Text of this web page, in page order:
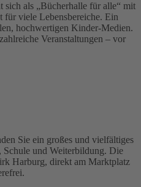
sich als „Bücherhalle für alle“ mit
für viele Lebensbereiche. Ein
hochwertigen Kinder-Medien.
Veranstaltungen – vor
Sie ein großes und vielfältiges
und Weiterbildung. Die
Harburg, direkt am Marktplatz